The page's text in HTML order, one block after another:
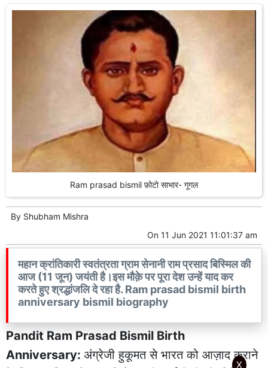
Ram prasad bismil फ़ोटो साभार- गूगल
By Shubham Mishra
On 11 Jun 2021 11:01:37 am
महान क्रांतिकारी स्वतंत्रता ग्राम सेनानी राम प्रसाद बिस्मिल की
आज (11 जून) जयंती है।इस मौक़े पर पूरा देश उन्हें याद कर
करते हुए श्रद्धांजलि दे रहा है. Ram prasad bismil birth
anniversary bismil biography
Pandit Ram Prasad Bismil Birth
Anniversary: अंग्रेजी हुकूमत से भारत को आज़ाद कराने
X